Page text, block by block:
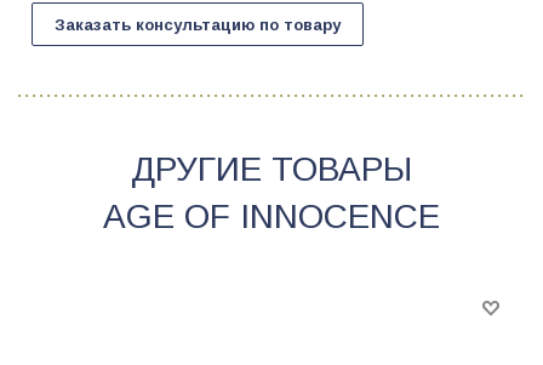
Заказать консультацию по товару
ДРУГИЕ ТОВАРЫ
AGE OF INNOCENCE